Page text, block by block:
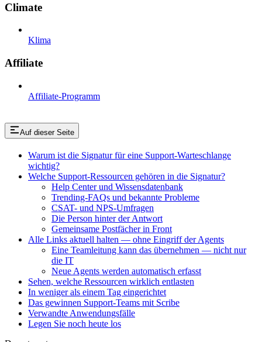
Climate
Klima
Affiliate
Affiliate-Programm
Auf dieser Seite
Warum ist die Signatur für eine Support-Warteschlange
wichtig?
Welche Support-Ressourcen gehören in die Signatur?
Help Center und Wissensdatenbank
Trending-FAQs und bekannte Probleme
CSAT- und NPS-Umfragen
Die Person hinter der Antwort
Gemeinsame Postfächer in Front
Alle Links aktuell halten — ohne Eingriff der Agents
Eine Teamleitung kann das übernehmen — nicht nur
die IT
Neue Agents werden automatisch erfasst
Sehen, welche Ressourcen wirklich entlasten
In weniger als einem Tag eingerichtet
Das gewinnen Support-Teams mit Scribe
Verwandte Anwendungsfälle
Legen Sie noch heute los